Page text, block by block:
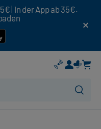
| In der App ab 35€.